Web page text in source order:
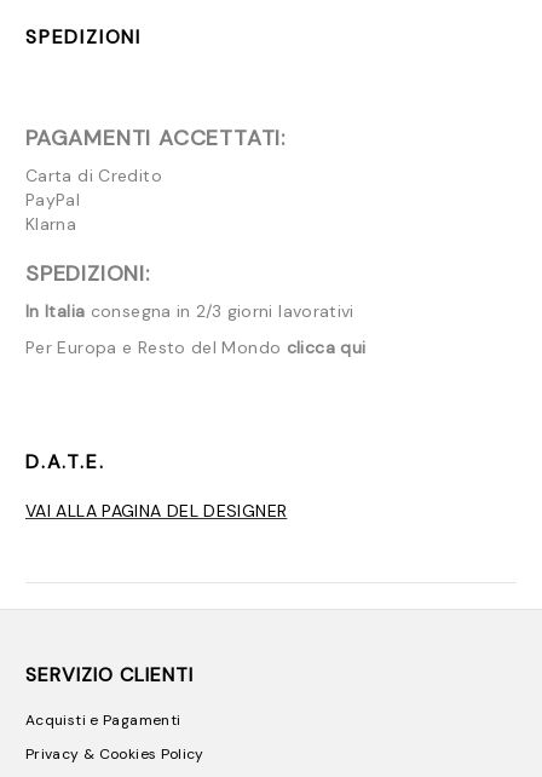
SPEDIZIONI
PAGAMENTI ACCETTATI:
Carta di Credito
PayPal
Klarna
SPEDIZIONI:
In Italia consegna in 2/3 giorni lavorativi
Per Europa e Resto del Mondo clicca qui
D.A.T.E.
VAI ALLA PAGINA DEL DESIGNER
SERVIZIO CLIENTI
Acquisti e Pagamenti
Privacy & Cookies Policy